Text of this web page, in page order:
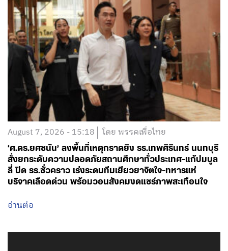
August 7, 2026 - 15:18 โดย พรรคเพื่อไทย
‘ศ.ดร.ยศชนัน’ ลงพื้นที่เหตุกราดยิง รร.เทพศิรินทร์ นนทบุรี
สั่งยกระดับความปลอดภัยสถานศึกษาทั่วประเทศ-แก้ปมบูล
ลี่ ปิด รร.ชั่วคราว เร่งระดมทีมเยียวยาจิตใจ-ทหารแห่
บริจาคเลือดด่วน พร้อมวอนสังคมงดแชร์ภาพสะเทือนใจ
อ่านต่อ